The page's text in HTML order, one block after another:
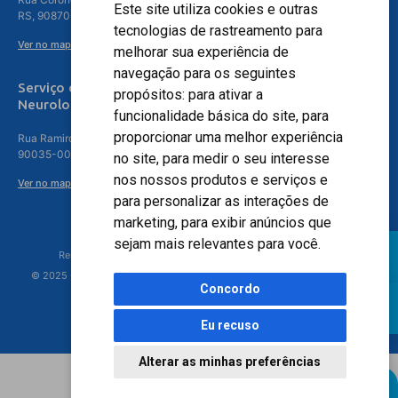
Este site utiliza cookies e outras
tecnologias de rastreamento para
melhorar sua experiência de
navegação para os seguintes
propósitos: para ativar a
funcionalidade básica do site, para
proporcionar uma melhor experiência
no site, para medir o seu interesse
nos nossos produtos e serviços e
para personalizar as interações de
marketing, para exibir anúncios que
sejam mais relevantes para você.
Concordo
Eu recuso
Alterar as minhas preferências
RS, 90870-016
Ver no mapa
Serviço de
Neurologia
Rua Ramiro Barcelos, 630 – 5º andar – Floresta, Porto Alegre – RS,
90035-001
Ver no mapa
Responsável Técnico: Dr. Luiz Antonio Nasi - CREMERS 11217
© 2025 - Hospital Moinhos de Vento - Registro Empresa (CRM-RS): 425